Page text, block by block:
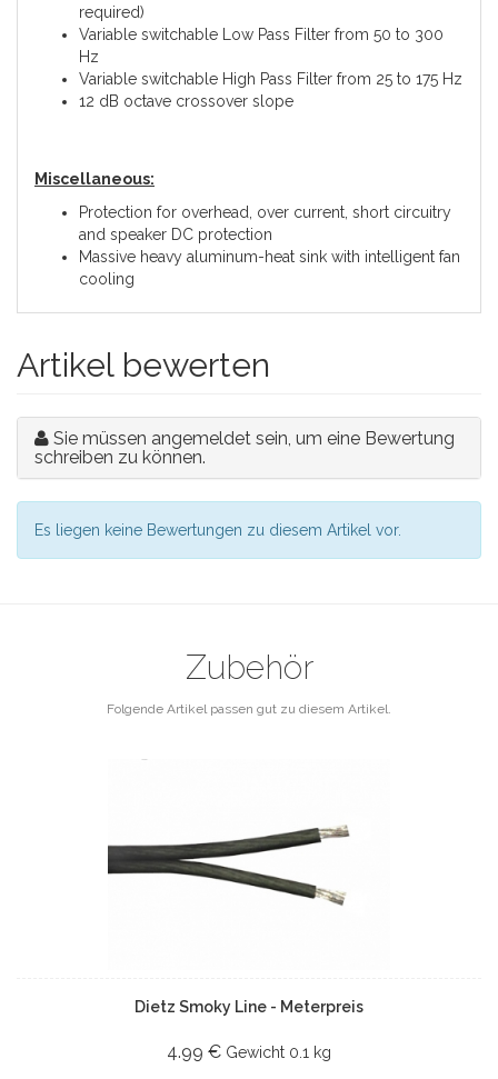
required)
Variable switchable Low Pass Filter from 50 to 300
Hz
Variable switchable High Pass Filter from 25 to 175 Hz
12 dB octave crossover slope
Miscellaneous:
Protection for overhead, over current, short circuitry
and speaker DC protection
Massive heavy aluminum-heat sink with intelligent fan
cooling
Artikel bewerten
Sie müssen angemeldet sein, um eine Bewertung
schreiben zu können.
Es liegen keine Bewertungen zu diesem Artikel vor.
Zubehör
Folgende Artikel passen gut zu diesem Artikel.
Dietz Smoky Line - Meterpreis
4.99 € Gewicht 0.1 kg